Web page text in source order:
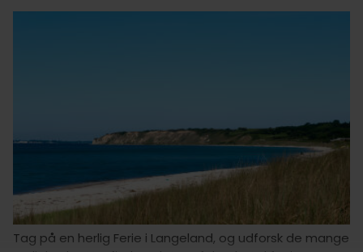
Tag på en herlig Ferie i Langeland, og udforsk de mange